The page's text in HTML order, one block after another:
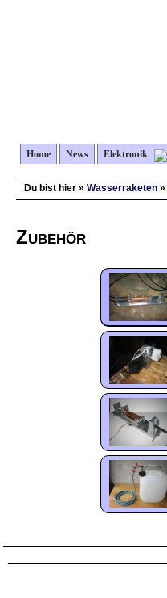
Home News Elektronik
Du bist hier » Wasserraketen »
Zubehör